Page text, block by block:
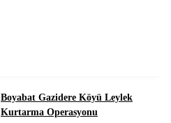
Boyabat Gazidere Köyü Leylek
Kurtarma Operasyonu